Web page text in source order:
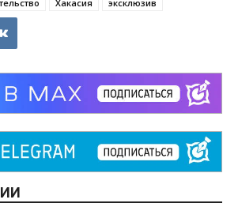
Хакасия эксклюзив